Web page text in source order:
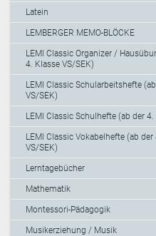
Latein
LEMBERGER MEMO-BLÖCKE
LEMI Classic Organizer /
4. Klasse VS/SEK)
LEMI Classic Schularbeitshefte
VS/SEK)
LEMI Classic Schulhefte (ab der 4.
LEMI Classic Vokabelhefte (ab der
VS/SEK)
Lerntagebücher
Mathematik
Montessori-Pädagogik
Musikerziehung / Musik